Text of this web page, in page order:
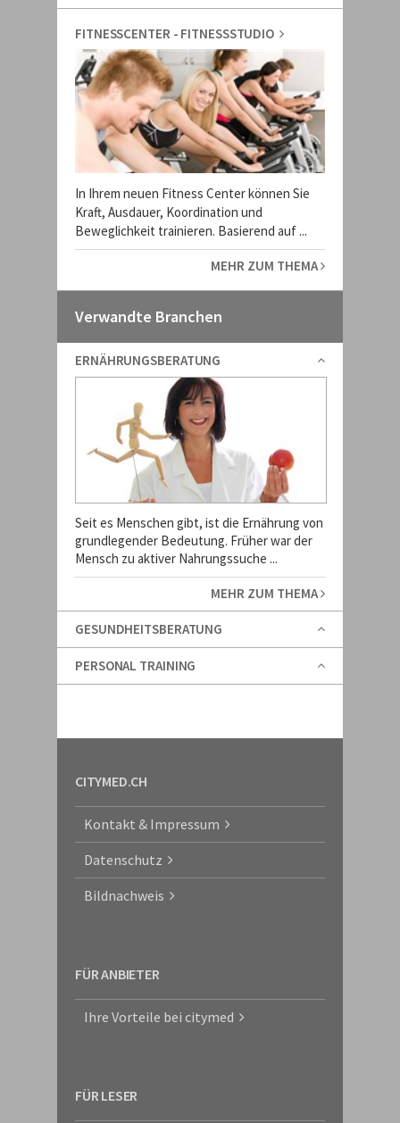
FITNESSCENTER - FITNESSSTUDIO
In Ihrem neuen Fitness Center können Sie
Kraft, Ausdauer, Koordination und
Beweglichkeit trainieren. Basierend auf ...
MEHR ZUM THEMA
Verwandte Branchen
ERNÄHRUNGSBERATUNG
Seit es Menschen gibt, ist die Ernährung von
grundlegender Bedeutung. Früher war der
Mensch zu aktiver Nahrungssuche ...
MEHR ZUM THEMA
GESUNDHEITSBERATUNG
PERSONAL TRAINING
CITYMED.CH
Kontakt & Impressum
Datenschutz
Bildnachweis
FÜR ANBIETER
Ihre Vorteile bei citymed
FÜR LESER